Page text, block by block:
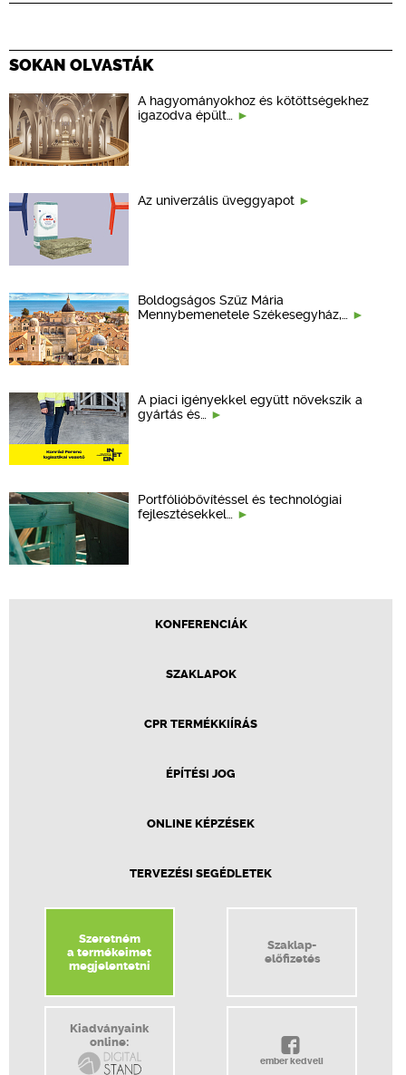
SOKAN OLVASTÁK
A hagyományokhoz és kötöttségekhez
igazodva épült…
Az univerzális üveggyapot
Boldogságos Szűz Mária
Mennybemenetele Székesegyház,…
A piaci igényekkel együtt növekszik a
gyártás és…
Portfólióbővítéssel és technológiai
fejlesztésekkel…
KONFERENCIÁK
SZAKLAPOK
CPR TERMÉKKIÍRÁS
ÉPÍTÉSI JOG
ONLINE KÉPZÉSEK
TERVEZÉSI SEGÉDLETEK
Szeretném
a termékeimet
megjelentetni
Szaklap-
előfizetés
Kiadványaink
online:
ember kedveli